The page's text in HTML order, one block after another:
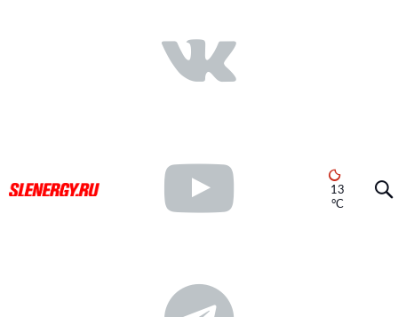
13
°C